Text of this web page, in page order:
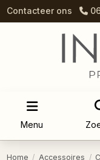
Contacteer ons
Menu
Home Accessoires